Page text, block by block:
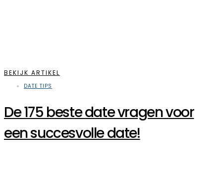
BEKIJK ARTIKEL
DATE TIPS
De 175 beste date vragen voor
een succesvolle date!